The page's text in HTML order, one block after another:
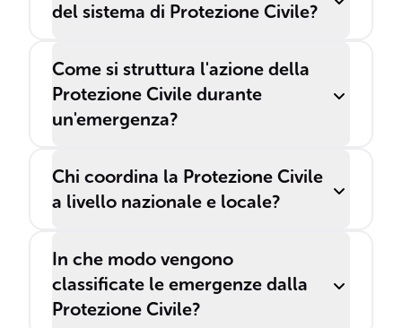
del sistema di Protezione Civile?
Come si struttura l'azione della
Protezione Civile durante
un'emergenza?
Chi coordina la Protezione Civile
a livello nazionale e locale?
In che modo vengono
classificate le emergenze dalla
Protezione Civile?